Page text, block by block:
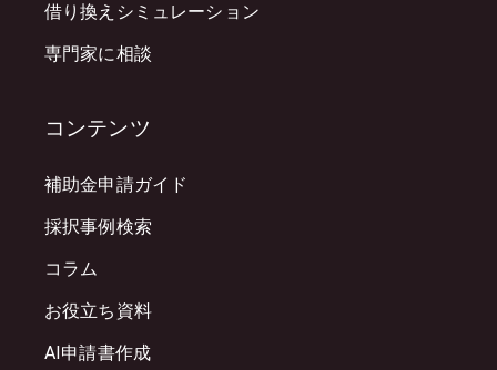
借り換えシミュレーション
専門家に相談
コンテンツ
補助金申請ガイド
採択事例検索
コラム
お役立ち資料
AI申請書作成